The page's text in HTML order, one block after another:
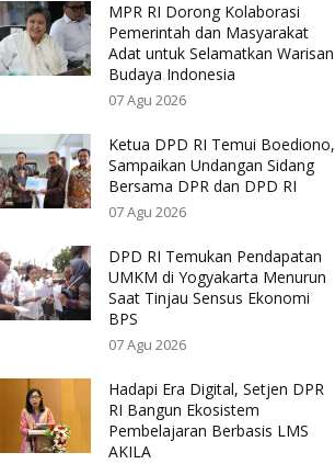
MPR RI Dorong Kolaborasi
Pemerintah dan Masyarakat
Adat untuk Selamatkan Warisan
Budaya Indonesia
07 Agu 2026
Ketua DPD RI Temui Boediono,
Sampaikan Undangan Sidang
Bersama DPR dan DPD RI
07 Agu 2026
DPD RI Temukan Pendapatan
UMKM di Yogyakarta Menurun
Saat Tinjau Sensus Ekonomi
BPS
07 Agu 2026
Hadapi Era Digital, Setjen DPR
RI Bangun Ekosistem
Pembelajaran Berbasis LMS
AKILA